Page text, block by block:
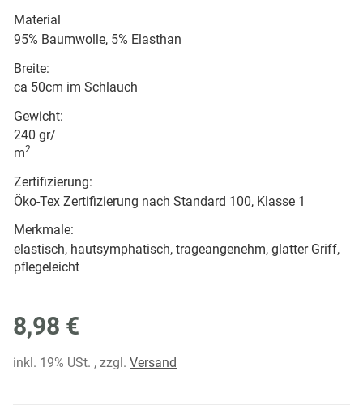
Material
95% Baumwolle, 5% Elasthan
Breite:
ca 50cm im Schlauch
Gewicht:
240 gr/
m2
Zertifizierung:
Öko-Tex Zertifizierung nach Standard 100, Klasse 1
Merkmale:
elastisch, hautsymphatisch, trageangenehm, glatter Griff,
pflegeleicht
8,98 €
inkl. 19% USt. , zzgl. Versand